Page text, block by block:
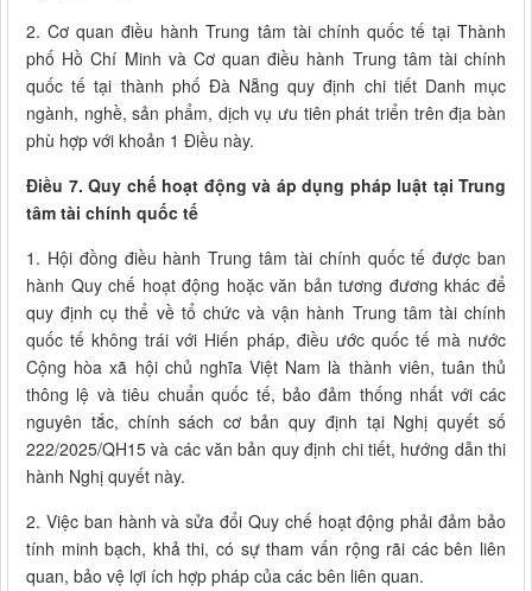
2. Cơ quan điều hành Trung tâm tài chính quốc tế tại Thành
phố Hồ Chí Minh và Cơ quan điều hành Trung tâm tài chính
quốc tế tại thành phố Đà Nẵng quy định chi tiết Danh mục
ngành, nghề, sản phẩm, dịch vụ ưu tiên phát triển trên địa bàn
phù hợp với khoản 1 Điều này.
Điều 7. Quy chế hoạt động và áp dụng pháp luật tại Trung
tâm tài chính quốc tế
1. Hội đồng điều hành Trung tâm tài chính quốc tế được ban
hành Quy chế hoạt động hoặc văn bản tương đương khác để
quy định cụ thể về tổ chức và vận hành Trung tâm tài chính
quốc tế không trái với Hiến pháp, điều ước quốc tế mà nước
Cộng hòa xã hội chủ nghĩa Việt Nam là thành viên, tuân thủ
thông lệ và tiêu chuẩn quốc tế, bảo đảm thống nhất với các
nguyên tắc, chính sách cơ bản quy định tại Nghị quyết số
222/2025/QH15 và các văn bản quy định chi tiết, hướng dẫn thi
hành Nghị quyết này.
2. Việc ban hành và sửa đổi Quy chế hoạt động phải đảm bảo
tính minh bạch, khả thi, có sự tham vấn rộng rãi các bên liên
quan, bảo vệ lợi ích hợp pháp của các bên liên quan.